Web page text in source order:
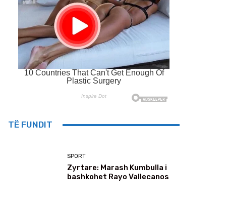
TË FUNDIT
SPORT
Zyrtare: Marash Kumbulla i
bashkohet Rayo Vallecanos